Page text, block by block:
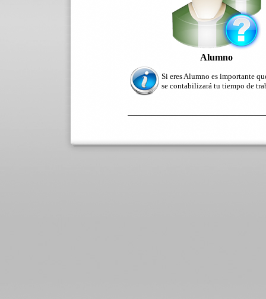
Alumno
Si eres Alumno es importante
se contabilizará tu tiempo de